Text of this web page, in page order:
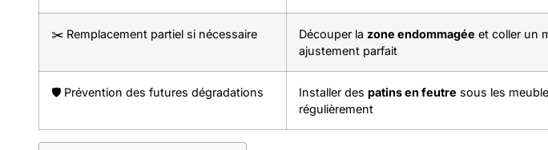
✂️ Remplacement partiel si nécessaire Découper la zone endommagée et coller un
ajustement parfait
🛡️ Prévention des futures dégradations Installer des patins en feutre sous les
régulièrement